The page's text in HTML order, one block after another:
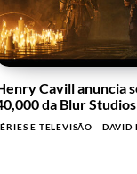
Cavill anuncia
da Blur Studios
E TELEVISÃO DAVID